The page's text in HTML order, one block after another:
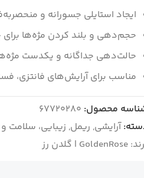
ایجاد استایلی جسورانه و
حجم‌دهی و بلند کردن مژه‌ها برای
حالت‌دهی جداگانه و یکدست
مناسب برای آرایش‌های فانتزی،
محصول: 67720280
آرایشی, ریمل, زیبایی، سلامت
GoldenRose | گلدن رز